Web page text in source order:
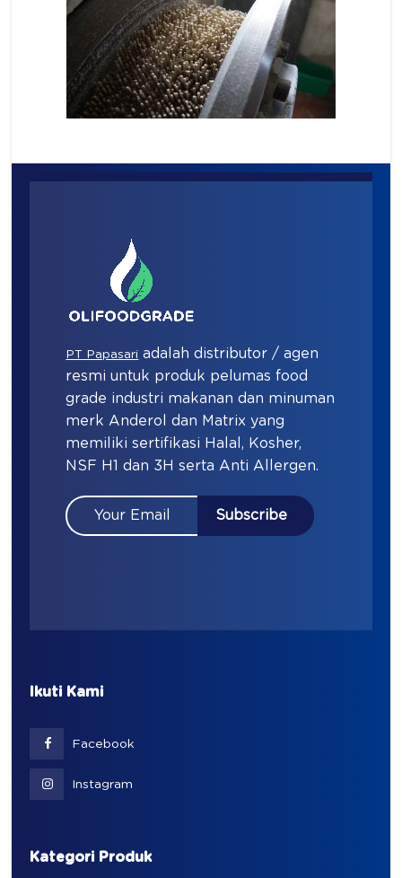
PT Papasari adalah distributor / agen
resmi untuk produk pelumas food
grade industri makanan dan minuman
merk Anderol dan Matrix yang
memiliki sertifikasi Halal, Kosher,
NSF H1 dan 3H serta Anti Allergen.
Ikuti Kami
Facebook
Instagram
Kategori Produk